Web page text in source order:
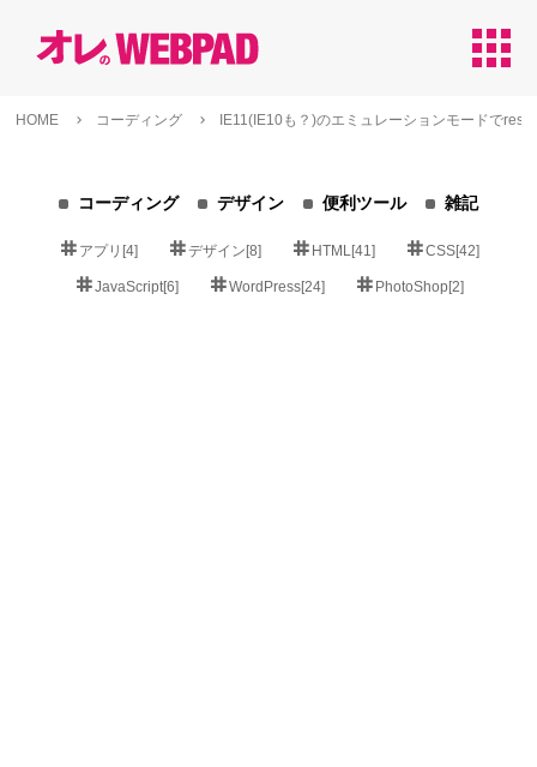
apps
HOME コーディング IE11(IE10も？)のエミュレーションモードで
コーディング デザイン 便利ツール 雑記
アプリ[4] デザイン[8] HTML[41] CSS[42]
JavaScript[6] WordPress[24] PhotoShop[2]